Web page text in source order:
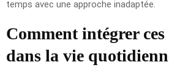
temps avec une approche inadaptée.
Comment intégrer
dans la vie